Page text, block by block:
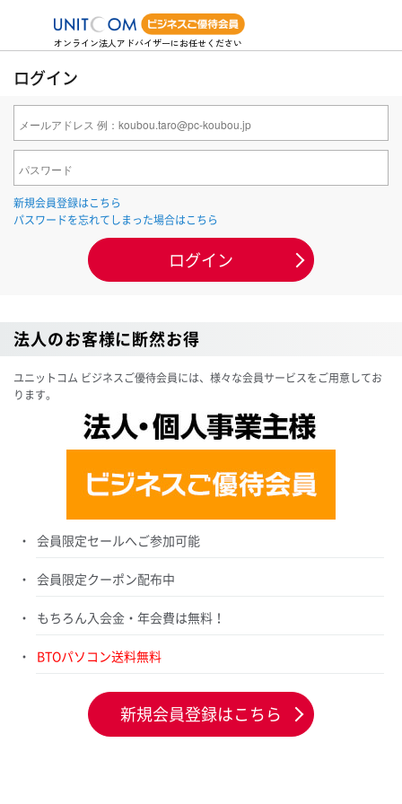
オンライン法人アドバイザーにお任せください
ログイン
新規会員登録はこちら
パスワードを忘れてしまった場合はこちら
法人のお客様に断然お得
ユニットコム ビジネスご優待会員には、様々な会員サービスをご用意してお
ります。
会員限定セールへご参加可能
会員限定クーポン配布中
もちろん入会金・年会費は無料！
BTOパソコン送料無料
新規会員登録はこちら